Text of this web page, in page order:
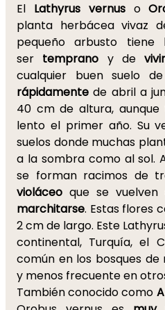
El Lathyrus vernuso
planta herbácea vivaz
pequeño arbusto tiene
ser temprano y de
cualquier buen suelo
rápidamente de abril a
40 cm de altura,
lento el primer año. Su
suelos donde muchas
a la sombra como al sol.
se forman racimos de
violáceo que se vuelven
marchitarse. Estas flores
2 cm de largo. Este
continental, Turquía, el
común en los bosques
y menos frecuente en
También conocido como